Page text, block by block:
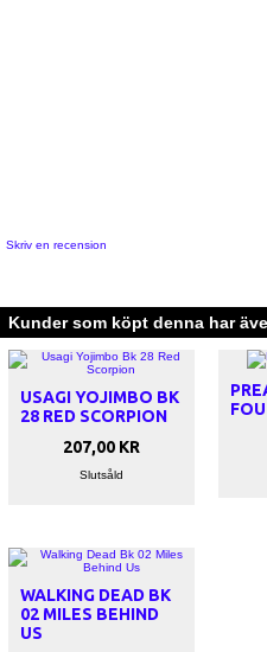
Skriv en recension
Kunder som köpt denna har
USAGI YOJIMBO BK
28 RED SCORPION
207,00 KR
Slutsåld
WALKING DEAD BK
02 MILES BEHIND
US